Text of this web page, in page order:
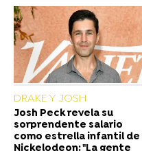
DRAKE Y JOSH
Josh Peck revela su
sorprendente salario
como estrella infantil de